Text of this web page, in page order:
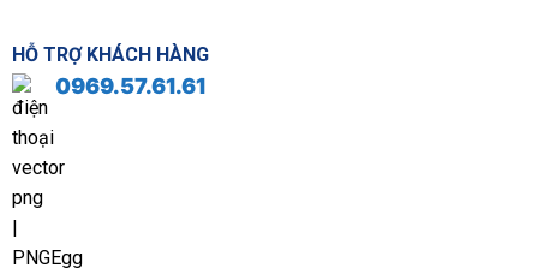
HỖ TRỢ KHÁCH HÀNG
0969.57.61.61